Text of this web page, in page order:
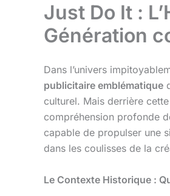
Just Do It :
Génération
Dans l’univers
publicitaire emblématique
culturel. Mais derrière
compréhension profonde
capable de propulser une
dans les coulisses de la
Le Contexte Historique :